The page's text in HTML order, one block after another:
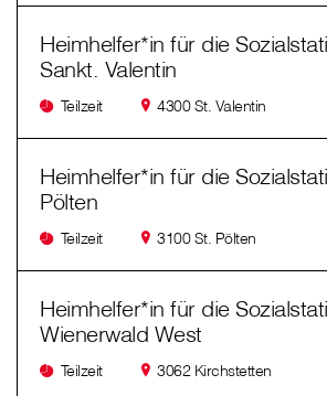
Heimhelfer*in für die
Sankt. Valentin
Teilzeit 4300 St. Valentin
Heimhelfer*in für die
Pölten
Teilzeit 3100 St. Pölten
Heimhelfer*in für die
Wienerwald West
Teilzeit 3062 Kirchstetten